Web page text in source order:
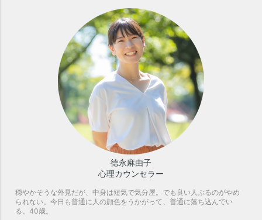
徳永麻由子
心理カウンセラー
穏やかそうな外見だが、中身は短気で気分屋。でも良い人ぶるのがやめ
られない。今日も普通に人の顔色をうかがって、普通に落ち込んでい
る。40歳。